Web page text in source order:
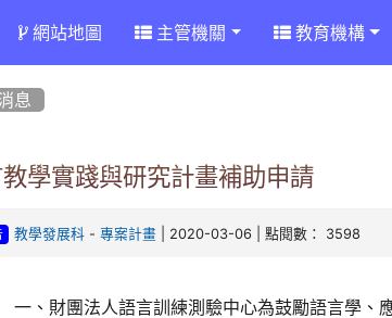
網站地圖 主管機關 教育機構
息
學實踐與研究計畫補助申請
教學發展科 - 專案計畫 | 2020-03-06 | 點閱數： 3598
一、財團法人語言訓練測驗中心為鼓勵語言學、